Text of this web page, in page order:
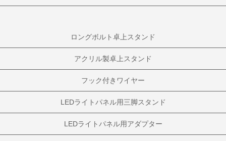
ロングボルト卓上スタンド
アクリル製卓上スタンド
フック付きワイヤー
LEDライトパネル用三脚スタンド
LEDライトパネル用アダプター